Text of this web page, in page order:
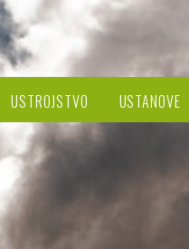
USTROJSTVO USTANOVE